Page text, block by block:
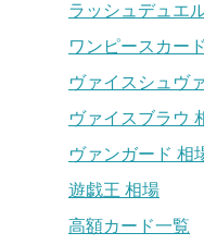
ラッシュデュエ
ワンピースカー
ヴァイスシュヴ
ヴァイスブラウ
ヴァンガード 相
遊戯王 相場
高額カード一覧